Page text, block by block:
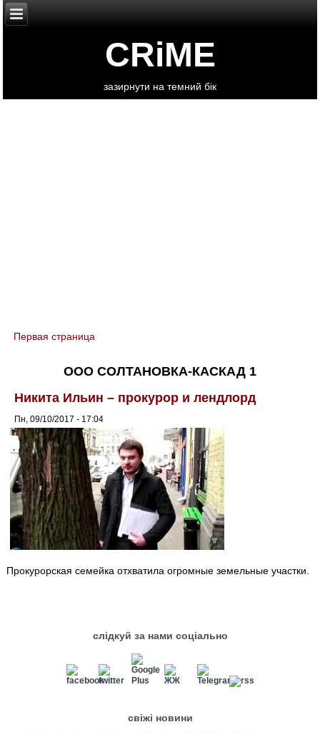
CRiME
зазирнути на темний бік
You are here
Первая страница
ООО СОЛТАНОВКА-КАСКАД 1
Никита Ильин – прокурор и лендлорд
Пн, 09/10/2017 - 17:04
Прокурорская семейка отхватила огромные земельные участки.
слідкуй за нами соціально
свіжі новини